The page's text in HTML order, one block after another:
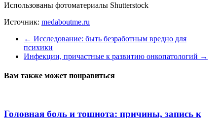
Использованы фотоматериалы Shutterstock
Источник: medaboutme.ru
← Исследование: быть безработным вредно для
психики
Инфекции, причастные к развитию онкопатологий →
Вам также может понравиться
Головная боль и тошнота: причины, запись к